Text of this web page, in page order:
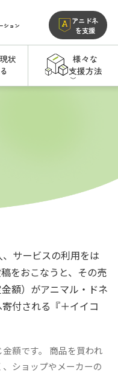
ション
アニドネ
を支援
状
様々な
支援方法
サービスの利用をは
をおこなうと、その売
額）がアニマル・ドネ
付される『＋イイコ
額です。 商品を買われ
ショップやメーカーの